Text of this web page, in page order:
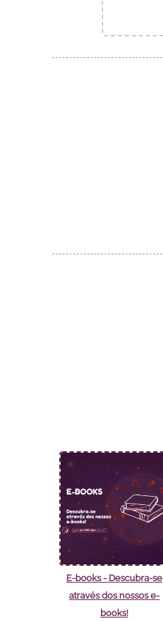
E-books - Descubra-se
através dos nossos e-
books!